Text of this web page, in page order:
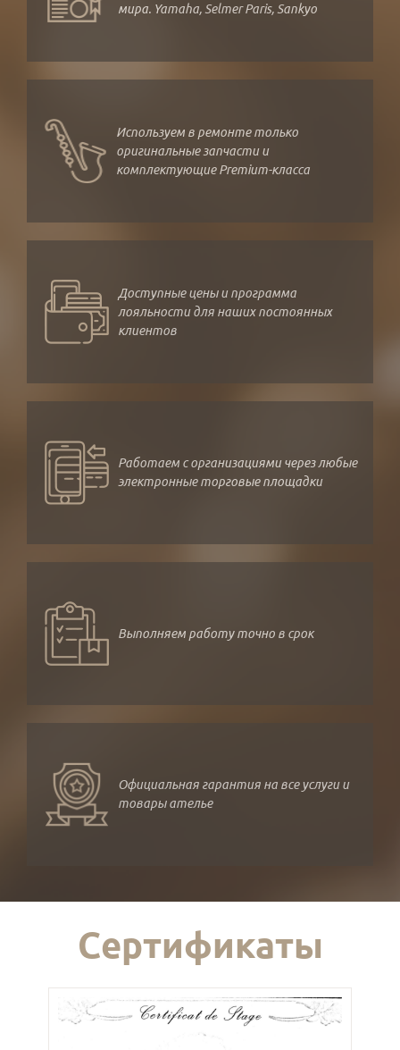
мира. Yamaha, Selmer Paris, Sankyo
Используем в ремонте только
оригинальные запчасти и
комплектующие Premium-класса
Доступные цены и программа
лояльности для наших постоянных
клиентов
Работаем с организациями через любые
электронные торговые площадки
Выполняем работу точно в срок
Официальная гарантия на все услуги и
товары ателье
Сертификаты